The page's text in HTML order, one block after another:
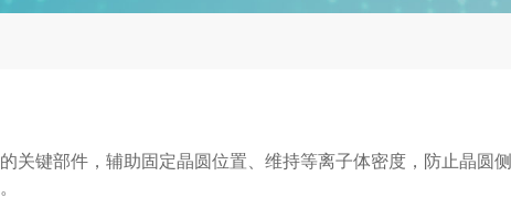
关键部件，辅助固定晶圆位置、维持等离子体密度，防止晶圆